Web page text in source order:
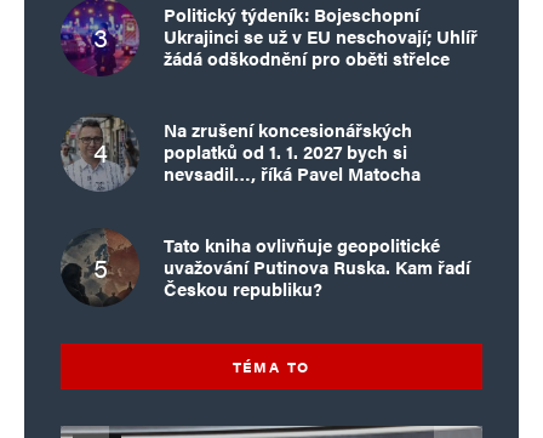
Politický týdeník: Bojeschopní
Ukrajinci se už v EU neschovají; Uhlíř
žádá odškodnění pro oběti střelce
Na zrušení koncesionářských
poplatků od 1. 1. 2027 bych si
nevsadil…, říká Pavel Matocha
Tato kniha ovlivňuje geopolitické
uvažování Putinova Ruska. Kam řadí
Českou republiku?
TÉMA TO